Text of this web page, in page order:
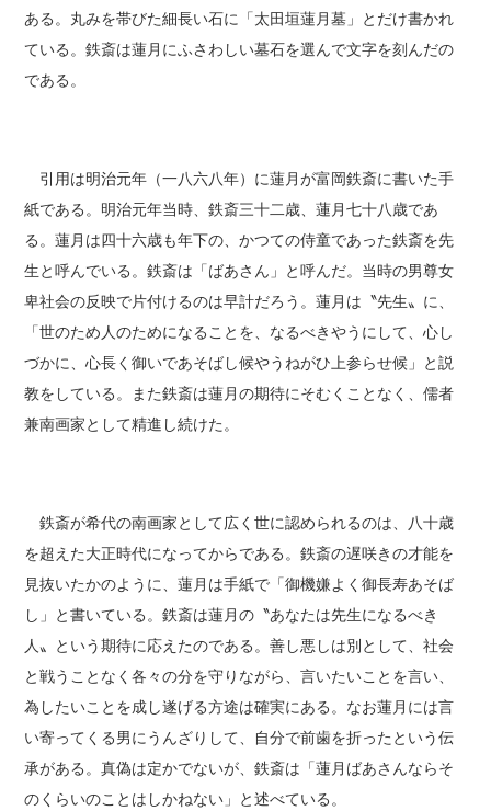
ある。丸みを帯びた細長い石に「太田垣蓮月墓」とだけ書かれ
ている。鉄斎は蓮月にふさわしい墓石を選んで文字を刻んだの
である。
引用は明治元年（一八六八年）に蓮月が富岡鉄斎に書いた手
紙である。明治元年当時、鉄斎三十二歳、蓮月七十八歳であ
る。蓮月は四十六歳も年下の、かつての侍童であった鉄斎を先
生と呼んでいる。鉄斎は「ばあさん」と呼んだ。当時の男尊女
卑社会の反映で片付けるのは早計だろう。蓮月は〝先生〟に、
「世のため人のためになることを、なるべきやうにして、心し
づかに、心長く御いであそばし候やうねがひ上参らせ候」と説
教をしている。また鉄斎は蓮月の期待にそむくことなく、儒者
兼南画家として精進し続けた。
鉄斎が希代の南画家として広く世に認められるのは、八十歳
を超えた大正時代になってからである。鉄斎の遅咲きの才能を
見抜いたかのように、蓮月は手紙で「御機嫌よく御長寿あそば
し」と書いている。鉄斎は蓮月の〝あなたは先生になるべき
人〟という期待に応えたのである。善し悪しは別として、社会
と戦うことなく各々の分を守りながら、言いたいことを言い、
為したいことを成し遂げる方途は確実にある。なお蓮月には言
い寄ってくる男にうんざりして、自分で前歯を折ったという伝
承がある。真偽は定かでないが、鉄斎は「蓮月ばあさんならそ
のくらいのことはしかねない」と述べている。